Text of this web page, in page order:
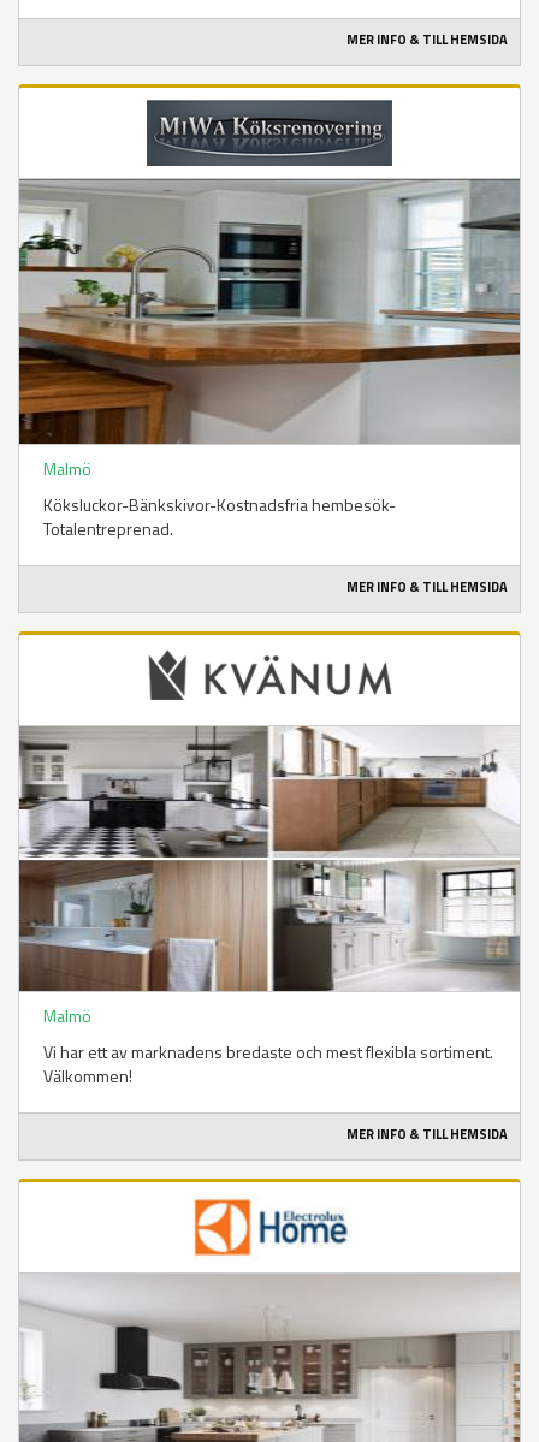
MER INFO & TILL HEMSIDA
Malmö
Köksluckor-Bänkskivor-Kostnadsfria hembesök-
Totalentreprenad.
MER INFO & TILL HEMSIDA
Malmö
Vi har ett av marknadens bredaste och mest flexibla sortiment.
Välkommen!
MER INFO & TILL HEMSIDA